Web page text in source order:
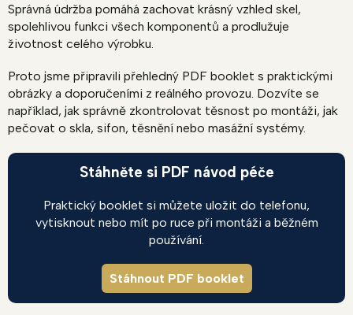
Správná údržba pomáhá zachovat krásný vzhled skel,
spolehlivou funkci všech komponentů a prodlužuje
životnost celého výrobku.
Proto jsme připravili přehledný PDF booklet s praktickými
obrázky a doporučeními z reálného provozu. Dozvíte se
například, jak správně zkontrolovat těsnost po montáži, jak
pečovat o skla, sifon, těsnění nebo masážní systémy.
Stáhněte si PDF návod péče
Praktický booklet si můžete uložit do telefonu,
vytisknout nebo mít po ruce při montáži a běžném
používání.
Stáhnout PDF booklet